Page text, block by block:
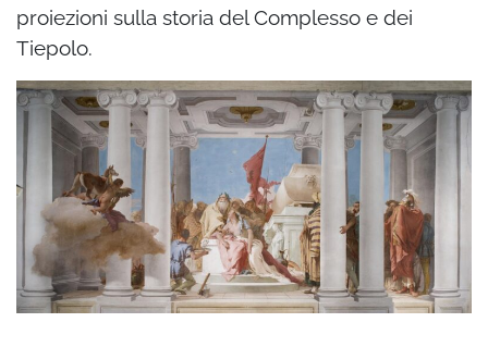
proiezioni sulla storia del Complesso e dei
Tiepolo.